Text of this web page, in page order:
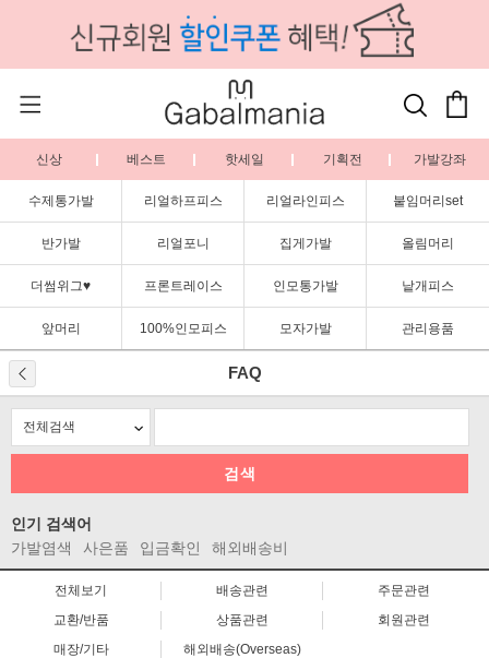
신상 베스트 핫세일 기획전 가발강좌
수제통가발 리얼하프피스 리얼라인피스 붙임머리set
반가발 리얼포니 집게가발 올림머리
더썸위그♥ 프론트레이스 인모통가발 낱개피스
앞머리 100%인모피스 모자가발 관리용품
FAQ
검색
인기 검색어
가발염색
사은품 입금확인 해외배송비
전체보기 배송관련
주문관련
교환/반품
상품관련
회원관련
매장/기타
해외배송(Overseas)